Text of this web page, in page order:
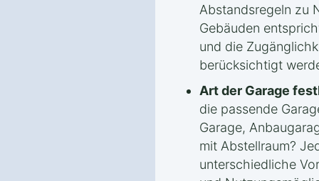
Abstandsregeln zu
Gebäuden
und die
berücksichtigt
Art der Garage
die passende
Garage,
mit Abstellraum?
unterschiedliche